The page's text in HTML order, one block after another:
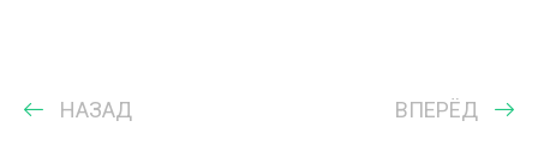
НАЗАД ВПЕРЁД